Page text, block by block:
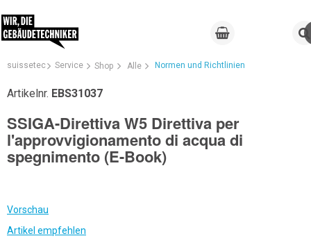
suissetec Service Shop Alle Normen und Richtlinien
Artikelnr. EBS31037
SSIGA-Direttiva W5 Direttiva per
l'approvvigionamento di acqua di
spegnimento (E-Book)
Vorschau
Artikel empfehlen